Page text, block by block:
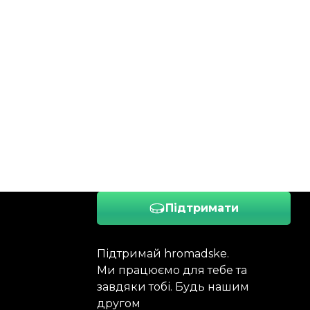
Підтримати
Підтримай hromadske.
Ми працюємо для тебе та
завдяки тобі. Будь нашим
другом